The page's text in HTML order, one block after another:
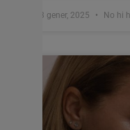
13 gener, 2025 No hi
Configuració cookies